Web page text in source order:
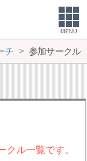
MENU
チ 参加サークル
クル一覧です。